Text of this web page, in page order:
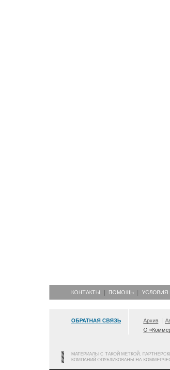
КОНТАКТЫ ПОМОЩЬ УСЛОВИЯ
ОБРАТНАЯ СВЯЗЬ Архив
О
МАТЕРИАЛЫ С ТАКОЙ МЕТКОЙ,
КОМПАНИЙ ОПУБЛИКОВАНЫ НА